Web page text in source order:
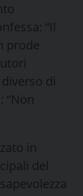
“Il
prode
di
“Non
in
del